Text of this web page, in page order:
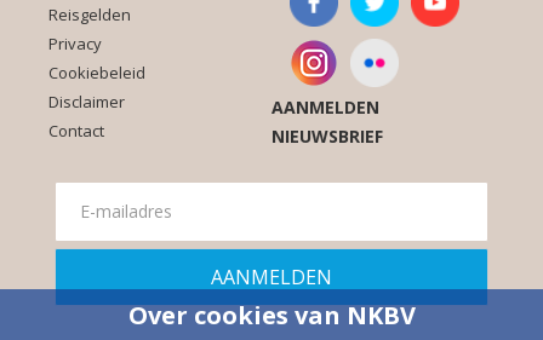
Reisgelden
Privacy
Cookiebeleid
Disclaimer
Contact
AANMELDEN
NIEUWSBRIEF
Over cookies van NKBV